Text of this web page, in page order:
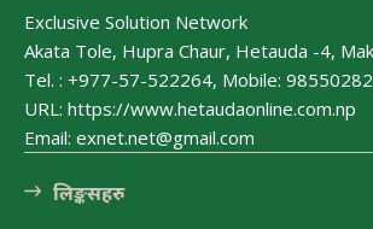
चुरीयामाइमा ऐतिहासिक, धार्मिक र
रुपमा विकास हुँदै
हेटौंडा अनलाईन
Exclusive Solution Network
Akata Tole, Hupra Chaur, Hetauda -4,
Tel. : +977-57-522264, Mobile:
URL: https://www.hetaudaonline.com.np
Email: exnet.net@gmail.com
लि󠅵ङ्कसहरु